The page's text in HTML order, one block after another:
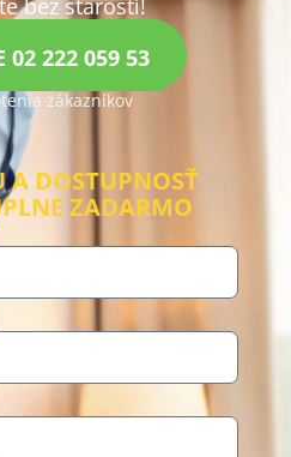
bez starostí!
02 222 059 53
zákazníkov
A DOSTUPNOSŤ
ZADARMO